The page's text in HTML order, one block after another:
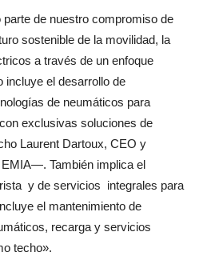
de nuestro compromiso de
sostenible de la movilidad, la
a través de un enfoque
incluye el desarrollo de
de neumáticos para
exclusivas soluciones de
Laurent Dartoux, CEO y
También implica el
y de servicios integrales para
el mantenimiento de
recarga y servicios
techo».